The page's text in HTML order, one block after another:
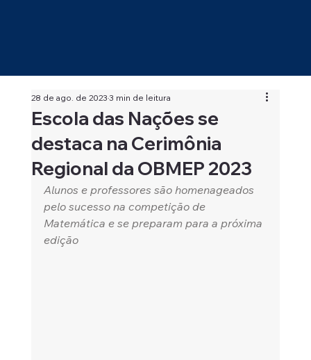
Escola das Nações se
destaca na Cerimônia
Regional da OBMEP 2023
28 de ago. de 20233 min de leitura
Alunos e professores são homenageados
pelo sucesso na competição de
Matemática e se preparam para a próxima
edição